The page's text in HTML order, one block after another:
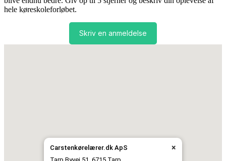
hele køreskoleforløbet.
Skriv en anmeldelse
×
Carstenkørelærer.dk ApS